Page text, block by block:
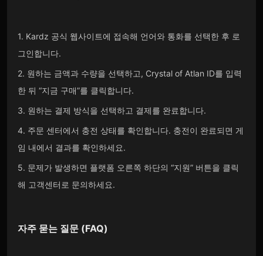
1. Kardz 공식 웹사이트에 접속해 언어와 통화를 선택한 후 로
그인합니다.
2. 원하는 금액과 수량을 선택하고, Crystal of Atlan ID를 입력
한 뒤 “지금 구매”를 클릭합니다.
3. 원하는 결제 방식을 선택하고 결제를 완료합니다.
4. 주문 센터에서 충전 상태를 확인합니다. 충전이 완료되면 게
임 내에서 결과를 확인하세요.
5. 문제가 발생하면 플랫폼 오른쪽 하단의 “지원” 버튼을 클릭
해 고객센터로 문의하세요.
자주 묻는 질문 (FAQ)